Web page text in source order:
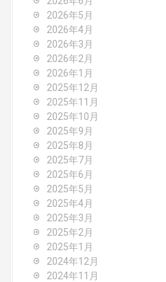
2026年5月
2026年4月
2026年3月
2026年2月
2026年1月
2025年12月
2025年11月
2025年10月
2025年9月
2025年8月
2025年7月
2025年6月
2025年5月
2025年4月
2025年3月
2025年2月
2025年1月
2024年12月
2024年11月